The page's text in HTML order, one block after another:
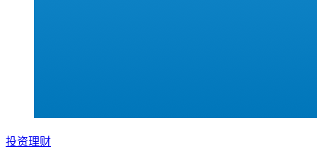
投资理财